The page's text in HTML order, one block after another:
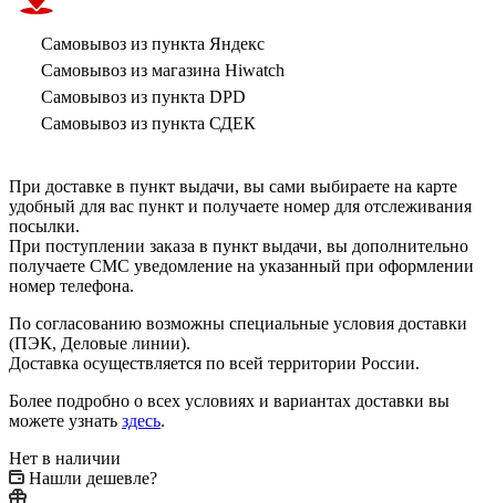
Самовывоз из пункта Яндекс
Самовывоз из магазина Hiwatch
Самовывоз из пункта DPD
Самовывоз из пункта СДЕК
При доставке в пункт выдачи, вы сами выбираете на карте
удобный для вас пункт и получаете номер для отслеживания
посылки.
При поступлении заказа в пункт выдачи, вы дополнительно
получаете СМС уведомление на указанный при оформлении
номер телефона.
По согласованию возможны специальные условия доставки
(ПЭК, Деловые линии).
Доставка осуществляется по всей территории России.
Более подробно о всех условиях и вариантах доставки вы
можете узнать здесь.
Нет в наличии
Нашли дешевле?